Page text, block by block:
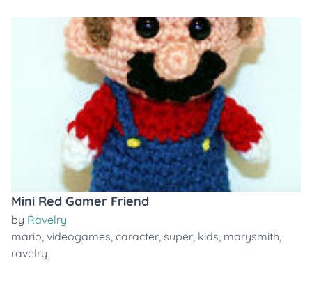
Mini Red Gamer Friend
by Ravelry
mario, videogames, caracter, super, kids, marysmith,
ravelry